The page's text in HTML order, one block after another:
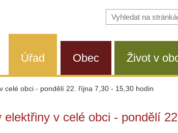
Vyhledávání
na
Úřad Obec Život v
celé obci - pondělí 22. října 7,30 - 15,30 hodin
v celé obci - pondělí